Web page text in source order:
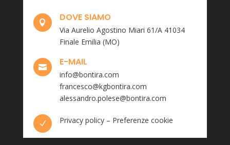
 DOVE SIAMO
Via Aurelio Agostino Miari 61/A 41034
Finale Emilia (MO)
 E-MAIL
info@bontira.com
francesco@kgbontira.com
alessandro.polese@bontira.com
N Privacy policy– Preferenze cookie